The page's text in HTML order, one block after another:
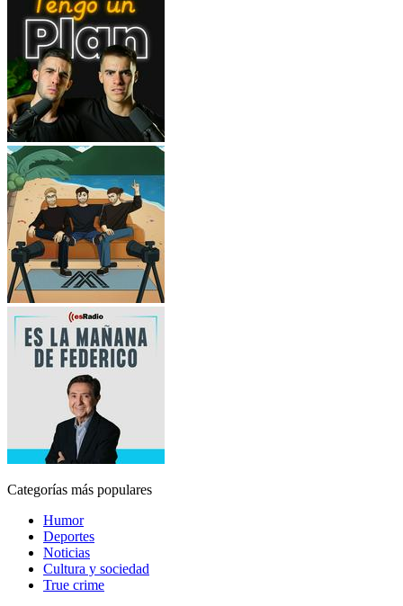
Categorías más populares
Humor
Deportes
Noticias
Cultura y sociedad
True crime